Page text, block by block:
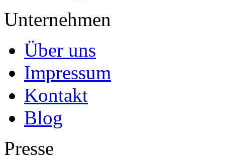
Unternehmen
Über uns
Impressum
Kontakt
Blog
Presse